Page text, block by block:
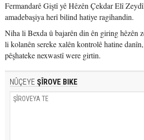
Fermandarê Giştî yê Hêzên Çekdar Elî
amadebaşiya herî bilind hatiye ragihandin.
Niha li Bexda û bajarên din ên giring hêzên
li kolanên sereke xalên kontrolê hatine
pêşhateke nexwastî were girtin.
NÛÇEYE ŞÎROVE BIKE